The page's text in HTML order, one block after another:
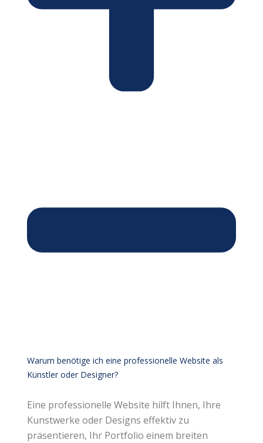
Warum benötige ich eine professionelle Website als
Künstler oder Designer?
Eine professionelle Website hilft Ihnen, Ihre
Kunstwerke oder Designs effektiv zu
präsentieren, Ihr Portfolio einem breiten